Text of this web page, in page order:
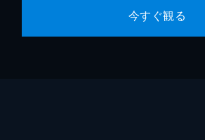
今すぐ観る